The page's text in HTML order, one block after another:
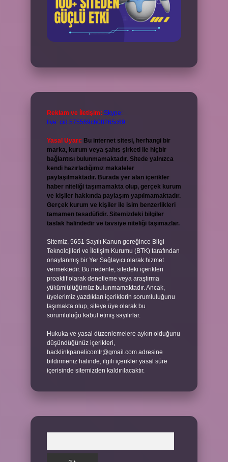
Reklam ve İletişim: Skype:
live:.cid.575569c608265c69
Yasal Uyarı: Bu internet sitesi, herhangi bir
marka, kurum veya şahıs şirketi ile hiçbir
bağlantısı bulunmamaktadır. Sitede yalnızca
kendi hazırladığımız makaleler
paylaşılmaktadır. Burada yer alan içerikler
haber niteliği taşımamakta olup, gerçek kurum
ve kişiler hakkında paylaşım yapılmamaktadır.
Gerçek kurum ve kişiler ile isim benzerlikleri
tamamen tesadüfidir. Sitemizdeki bilgiler
taslak halindedir ve tavsiye niteliği taşımazlar.
Sitemiz, 5651 Sayılı Kanun gereğince Bilgi
Teknolojileri ve İletişim Kurumu (BTK) tarafından
onaylanmış bir Yer Sağlayıcı olarak hizmet
vermektedir. Bu nedenle, sitedeki içerikleri
proaktif olarak denetleme veya araştırma
yükümlülüğümüz bulunmamaktadır. Ancak,
üyelerimiz yazdıkları içeriklerin sorumluluğunu
taşımakta olup, siteye üye olarak bu
sorumluluğu kabul etmiş sayılırlar.
Hukuka ve yasal düzenlemelere aykırı olduğunu
düşündüğünüz içerikleri,
backlinkpanelicomtr@gmail.com adresine
bildirmeniz halinde, ilgili içerikler yasal süre
içerisinde sitemizden kaldırılacaktır.